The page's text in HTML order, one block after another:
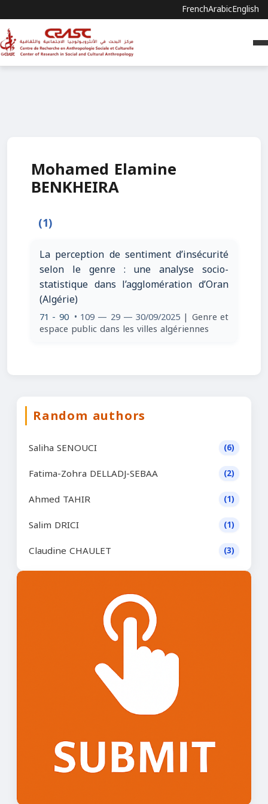
FrenchArabicEnglish
Mohamed Elamine
BENKHEIRA
(1)
La perception de sentiment d’insécurité
selon le genre : une analyse socio-
statistique dans l’agglomération d’Oran
(Algérie)
71 - 90 • 109 — 29 — 30/09/2025 | Genre et
espace public dans les villes algériennes
Random authors
Saliha SENOUCI (6)
Fatima-Zohra DELLADJ-SEBAA (2)
Ahmed TAHIR (1)
Salim DRICI (1)
Claudine CHAULET (3)